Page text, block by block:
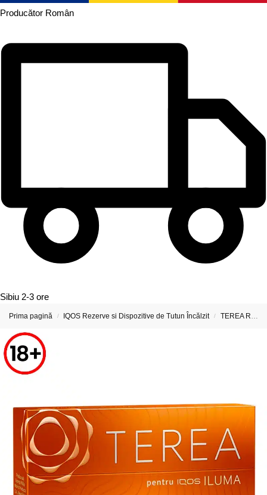
Producător Român
Sibiu 2-3 ore
Prima pagină / IQOS Rezerve si Dispozitive de Tutun Încălzit / TEREA Rezerve si Stickuri pentru IQOS ILUMA